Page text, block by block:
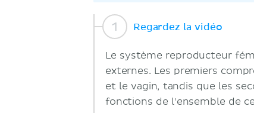
Regardez la vidéo
Le système reproducteur
externes. Les premiers
et le vagin, tandis que les
fonctions de l'ensemble de